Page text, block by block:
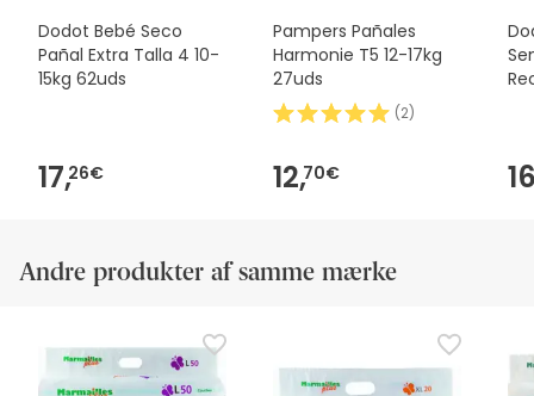
Dodot Bebé Seco
Pañal Extra Talla 4 10-
15kg 62uds
17,26€
Pampers Pañales
Harmonie T5 12-17kg
27uds
(2)
12,70€
Andre produkter af samme mærke